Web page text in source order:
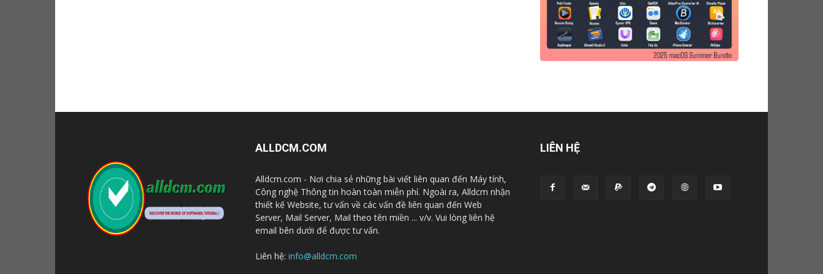
ALLDCM.COM
Alldcm.com - Nơi chia sẻ những bài viết liên quan đến Máy tính,
Công nghệ Thông tin hoàn toàn miễn phí. Ngoài ra, Alldcm nhận
thiết kế Website, tư vấn về các vấn đề liên quan đến Web
Server, Mail Server, Mail theo tên miền ... v/v. Vui lòng liên hệ
email bên dưới để được tư vấn.
Liên hệ: info@alldcm.com
LIÊN HỆ